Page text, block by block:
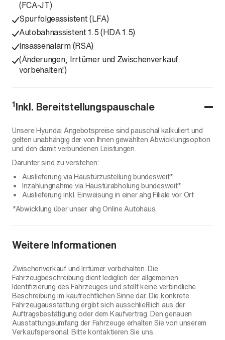
(FCA-JT)
Spurfolgeassistent (LFA)
Autobahnassistent 1.5 (HDA 1.5)
Insassenalarm (RSA)
(Änderungen, Irrtümer und Zwischenverkauf
vorbehalten!)
1Inkl. Bereitstellungspauschale
Unsere Hyundai Angebotspreise sind pauschal kalkuliert und
gelten unabhängig der von Ihnen gewählten Abwicklungsoption
und den damit verbundenen Leistungen.
Darunter sind zu verstehen:
Auslieferung via Haustürzustellung bundesweit*
Inzahlungnahme via Haustürabholung bundesweit*
Auslieferung inkl. Einweisung in einer ahg Filiale vor Ort
*Abwicklung über unser ahg Online Autohaus.
Weitere Informationen
Zwischenverkauf und Irrtümer vorbehalten. Die
Fahrzeugbeschreibung dient lediglich der allgemeinen
Identifizierung des Fahrzeuges und stellt keine verbindliche
Beschreibung im kaufrechtlichen Sinne dar. Die konkrete
Fahrzeugausstattung ergibt sich ausschließlich aus der
Auftragsbestätigung oder dem Kaufvertrag. Den genauen
Ausstattungsumfang der Fahrzeuge erhalten Sie von unserem
Verkaufspersonal. Bitte kontaktieren Sie uns.